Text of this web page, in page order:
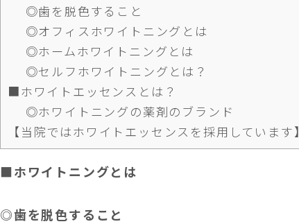
◎歯を脱色すること
◎オフィスホワイトニングとは
◎ホームホワイトニングとは
◎セルフホワイトニングとは？
■ホワイトエッセンスとは？
◎ホワイトニングの薬剤のブランド
【当院ではホワイトエッセンスを採用しています】
■ホワイトニングとは
◎歯を脱色すること